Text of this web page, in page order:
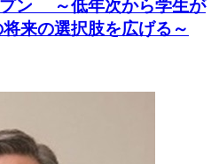
プン ～低年次から学生が
来の選択肢を広げる～